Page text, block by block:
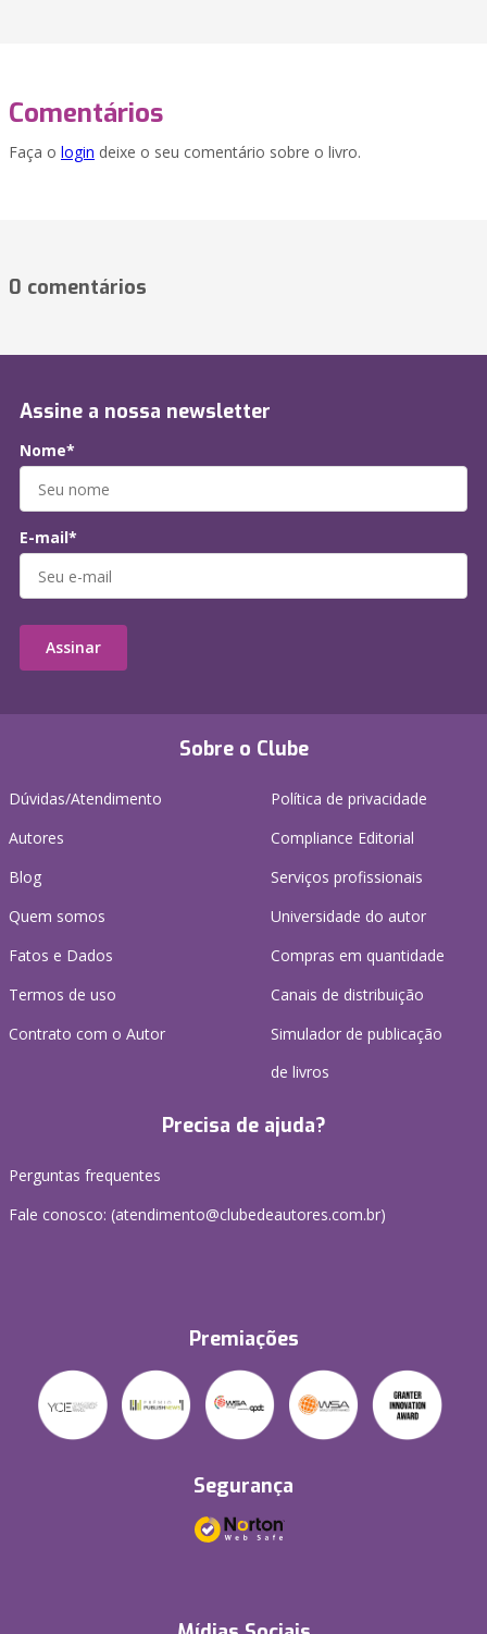
Comentários
Faça o login deixe o seu comentário sobre o livro.
0 comentários
Sobre o Clube
Dúvidas/Atendimento
Autores
Blog
Quem somos
Fatos e Dados
Termos de uso
Contrato com o Autor
Política de privacidade
Compliance Editorial
Serviços profissionais
Universidade do autor
Compras em quantidade
Canais de distribuição
Simulador de publicação
de livros
Precisa de ajuda?
Perguntas frequentes
Fale conosco: (atendimento@clubedeautores.com.br)
Premiações
Segurança
Assine a nossa newsletter
Nome*
E-mail*
Assinar